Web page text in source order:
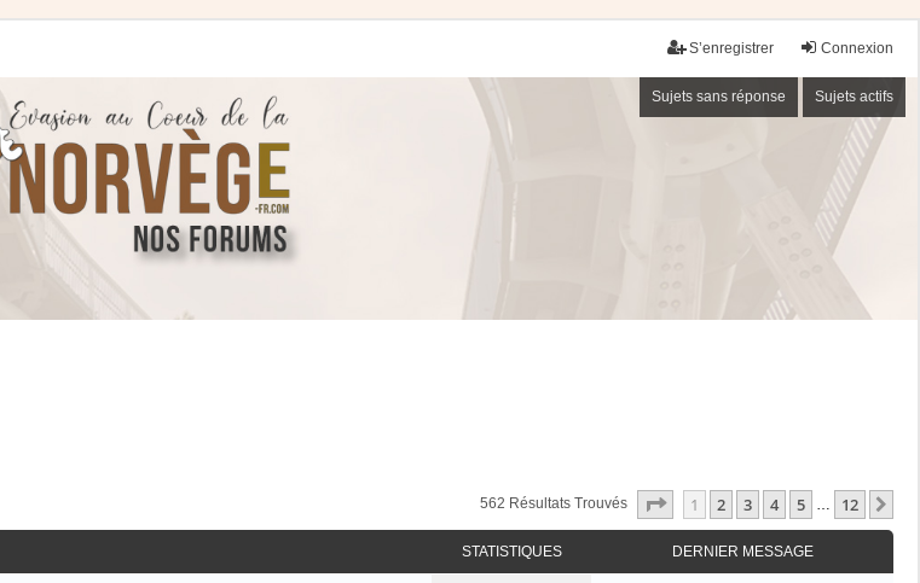
Connexion
S’enregistrer
Sujets sans réponse Sujets actifs
562 Résultats Trouvés Page Sur12
1 2 3 4 5 … 12
STATISTIQUES DERNIER MESSAGE